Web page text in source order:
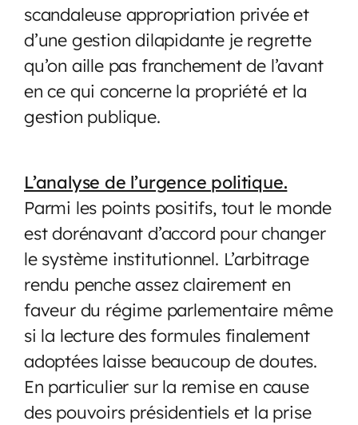
scandaleuse appropriation privée et
d’une gestion dilapidante je regrette
qu’on aille pas franchement de l’avant
en ce qui concerne la propriété et la
gestion publique.
L’analyse de l’urgence politique.
Parmi les points positifs, tout le monde
est dorénavant d’accord pour changer
le système institutionnel. L’arbitrage
rendu penche assez clairement en
faveur du régime parlementaire même
si la lecture des formules finalement
adoptées laisse beaucoup de doutes.
En particulier sur la remise en cause
des pouvoirs présidentiels et la prise